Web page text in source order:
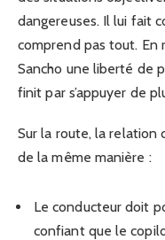
dangereuses. Il lui fait
comprend pas tout. En
Sancho une liberté de
finit par s’appuyer de
Sur la route, la
de la même manière :
Le conducteur doit
confiant que le